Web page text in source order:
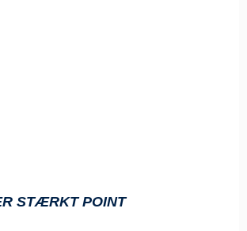
STÆRKT POINT